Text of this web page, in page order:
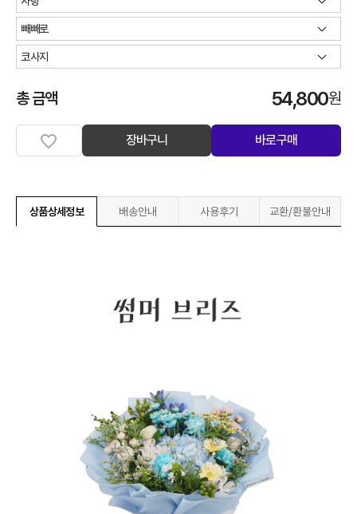
총 금액 54,800원
장바구니 바로구매
상품상세정보 배송안내 사용후기 교환/환불안내